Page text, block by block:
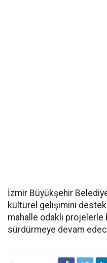
İzmir Büyükşehir
kültürel gelişimini
mahalle odaklı projelerle
sürdürmeye devam